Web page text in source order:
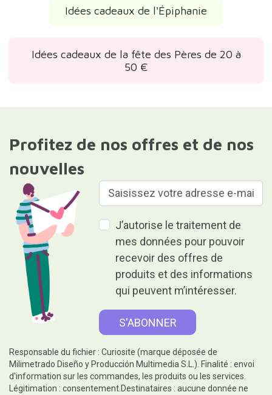
Idées cadeaux de l'Épiphanie
Idées cadeaux de la fête des Pères de 20 à
50 €
Profitez de nos offres et de nos
nouvelles
J’autorise le traitement de
mes données pour pouvoir
recevoir des offres de
produits et des informations
qui peuvent m’intéresser.
Responsable du fichier : Curiosite (marque déposée de
Milimetrado Diseño y Producción Multimedia S.L.). Finalité : envoi
d'information sur les commandes, les produits ou les services.
Légitimation : consentement.Destinataires : aucune donnée ne